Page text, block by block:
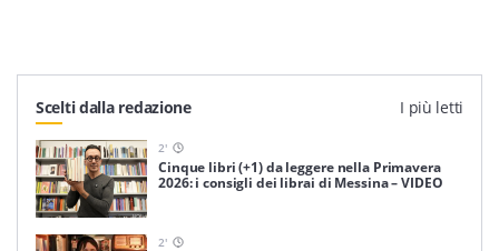
Scelti dalla redazione I più letti
2'
Cinque libri (+1) da leggere nella Primavera
2026: i consigli dei librai di Messina – VIDEO
2'